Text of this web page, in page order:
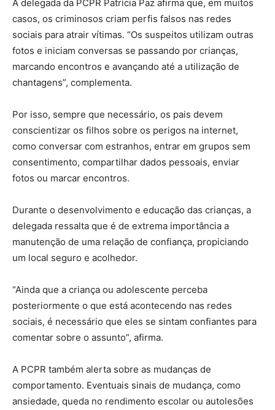
A delegada da PCPR Patrícia Paz afirma que, em muitos
casos, os criminosos criam perfis falsos nas redes
sociais para atrair vítimas. “Os suspeitos utilizam outras
fotos e iniciam conversas se passando por crianças,
marcando encontros e avançando até a utilização de
chantagens”, complementa.
Por isso, sempre que necessário, os pais devem
conscientizar os filhos sobre os perigos na internet,
como conversar com estranhos, entrar em grupos sem
consentimento, compartilhar dados pessoais, enviar
fotos ou marcar encontros.
Durante o desenvolvimento e educação das crianças, a
delegada ressalta que é de extrema importância a
manutenção de uma relação de confiança, propiciando
um local seguro e acolhedor.
“Ainda que a criança ou adolescente perceba
posteriormente o que está acontecendo nas redes
sociais, é necessário que eles se sintam confiantes para
comentar sobre o assunto”, afirma.
A PCPR também alerta sobre as mudanças de
comportamento. Eventuais sinais de mudança, como
ansiedade, queda no rendimento escolar ou autolesões